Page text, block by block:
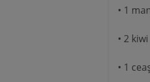
• 1
• 2 kiwi
• 1